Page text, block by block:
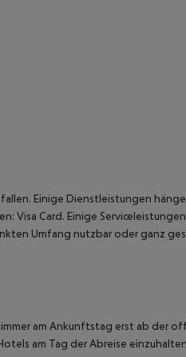
Einige Dienstleistungen
Visa Card. Einige
Umfang nutzbar oder ganz
am Ankunftstag erst ab der
am Tag der Abreise